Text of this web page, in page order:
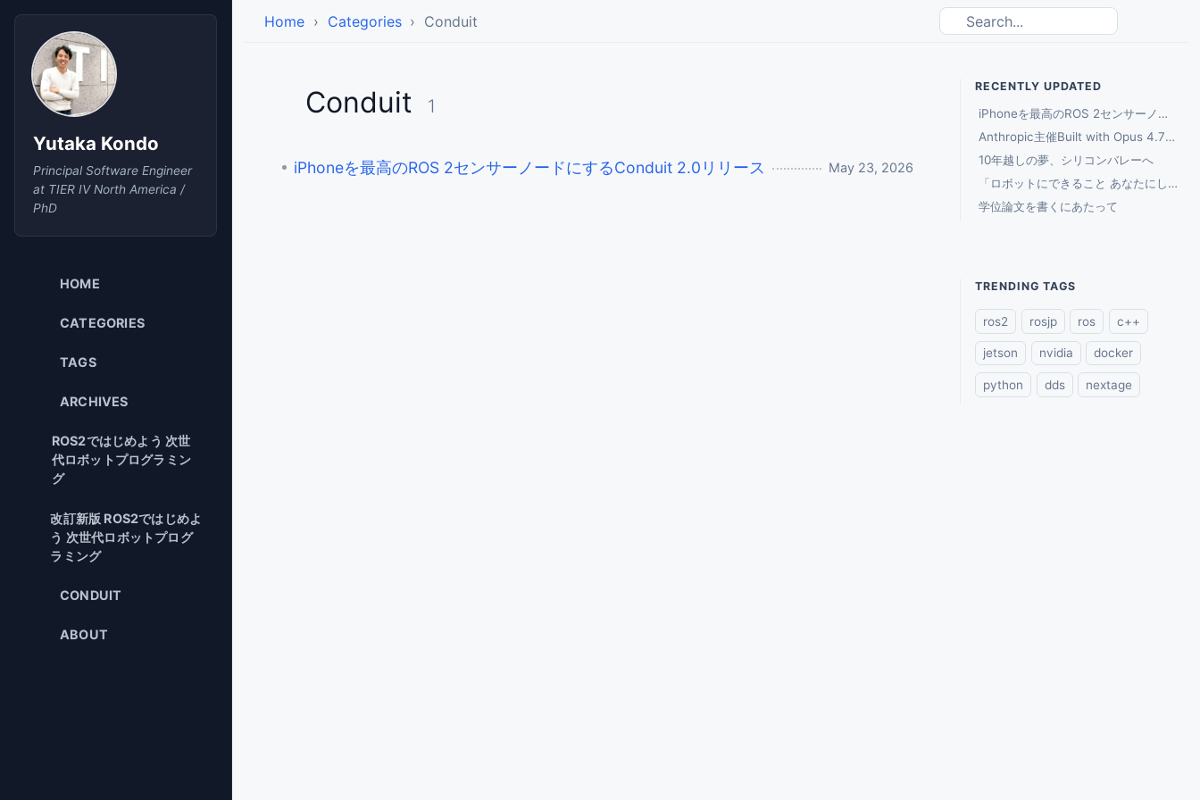
Yutaka Kondo
Principal Software Engineer
at TIER IV North America /
PhD
HOME
CATEGORIES
TAGS
ARCHIVES
ROS2ではじめよう 次世
代ロボットプログラミン
グ
改訂新版 ROS2ではじめよ
う 次世代ロボットプログ
ラミング
CONDUIT
ABOUT
Home Categories Conduit
Conduit 1
iPhoneを最高のROS 2センサーノードにするConduit 2.0リリース May 23, 2026
RECENTLY UPDATED
iPhoneを最高のROS 2センサーノードにするConduit 2.0リリース
Anthropic主催Built with Opus 4.7でのソロ開発記
10年越しの夢、シリコンバレーへ
「ロボットにできること あなたにしかできないこと」Q&A延長戦
学位論文を書くにあたって
TRENDING TAGS
ros2 rosjp ros c++
jetson nvidia docker
python dds nextage